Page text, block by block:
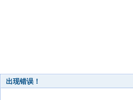
出现错误！